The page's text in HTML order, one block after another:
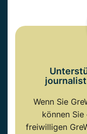
Wenn Sie
können
freiwilligen